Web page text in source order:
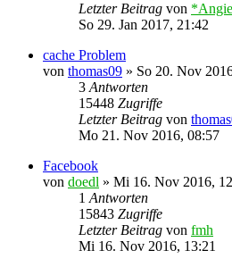
Letzter Beitrag von
So 29. Jan 2017, 21:42
cache Problem
von thomas09 » So 20. Nov
3 Antworten
15448 Zugriffe
Letzter Beitrag von
Mo 21. Nov 2016, 08:57
Facebook
von doedl » Mi 16. Nov 2016,
1 Antworten
15843 Zugriffe
Letzter Beitrag von fmh
Mi 16. Nov 2016, 13:21